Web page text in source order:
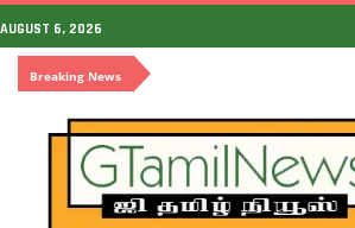
AUGUST 6, 2026
Breaking News